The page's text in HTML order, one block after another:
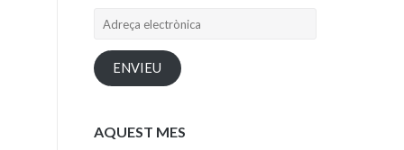
Adreça
ENVIEU
AQUEST MES